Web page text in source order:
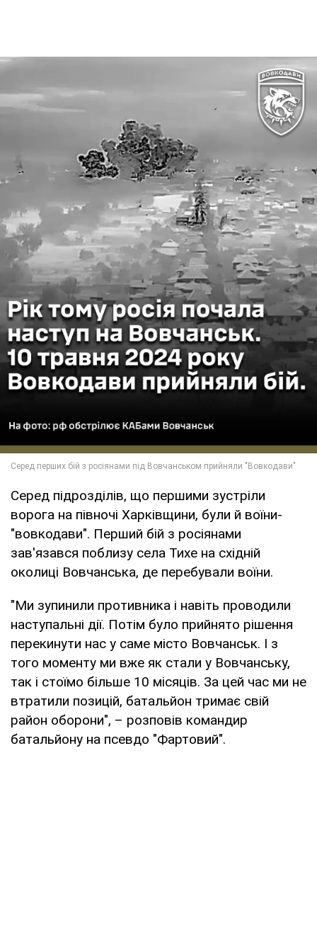
Серед підрозділів, що першими зустріли
ворога на півночі Харківщини, були й воїни-
"вовкодави". Перший бій з росіянами
зав'язався поблизу села Тихе на східній
околиці Вовчанська, де перебували воїни.
"Ми зупинили противника і навіть проводили
наступальні дії. Потім було прийнято рішення
перекинути нас у саме місто Вовчанськ. І з
того моменту ми вже як стали у Вовчанську,
так і стоїмо більше 10 місяців. За цей час ми не
втратили позицій, батальйон тримає свій
район оборони", – розповів командир
батальйону на псевдо "Фартовий".